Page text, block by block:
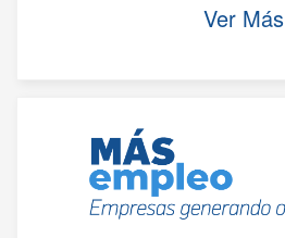
Ver Más